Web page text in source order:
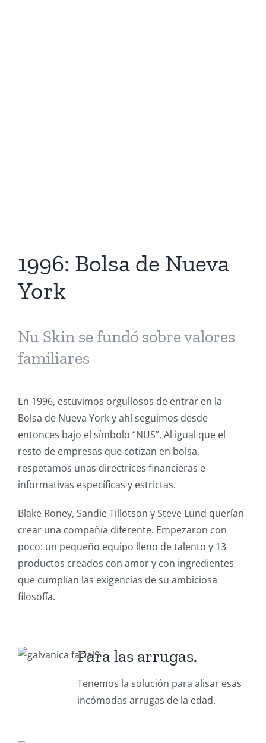
1996: Bolsa de Nueva
York
Nu Skin se fundó sobre valores
familiares
En 1996, estuvimos orgullosos de entrar en la
Bolsa de Nueva York y ahí seguimos desde
entonces bajo el símbolo “NUS”. Al igual que el
resto de empresas que cotizan en bolsa,
respetamos unas directrices financieras e
informativas específicas y estrictas.
Blake Roney, Sandie Tillotson y Steve Lund querían
crear una compañía diferente. Empezaron con
poco: un pequeño equipo lleno de talento y 13
productos creados con amor y con ingredientes
que cumplían las exigencias de su ambiciosa
filosofía.
Para las arrugas.
Tenemos la solución para alisar esas
incómodas arrugas de la edad.